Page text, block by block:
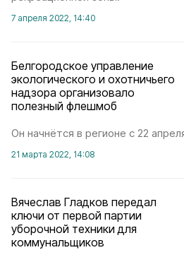
7 апреля 2022, 14:40
Белгородское управление
экологического и охотничьего
надзора организовало
полезный флешмоб
Он начнётся в регионе с 22
21 марта 2022, 14:08
Вячеслав Гладков передал
ключи от первой партии
уборочной техники для
коммунальщиков